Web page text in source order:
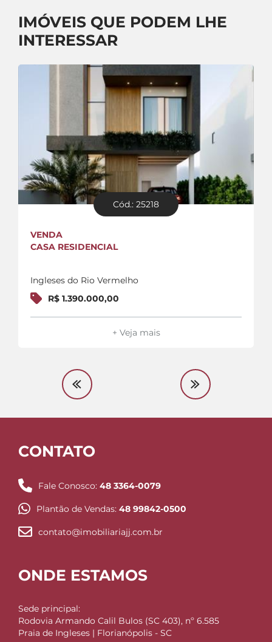
IMÓVEIS QUE PODEM LHE
INTERESSAR
Cód.: 25218
VENDA
CASA RESIDENCIAL
Ingleses do Rio Vermelho
R$ 1.390.000,00
+ Veja mais
CONTATO
Fale Conosco: 48 3364-0079
Plantão de Vendas: 48 99842-0500
contato@imobiliariajj.com.br
ONDE ESTAMOS
Sede principal:
Rodovia Armando Calil Bulos (SC 403), nº 6.585
Praia de Ingleses | Florianópolis - SC